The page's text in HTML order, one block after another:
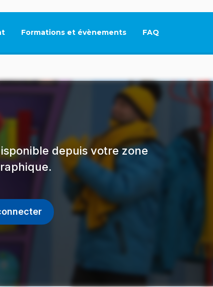
Formations et évènements FAQ
Ce lien s'ouvrira
depuis votre zone